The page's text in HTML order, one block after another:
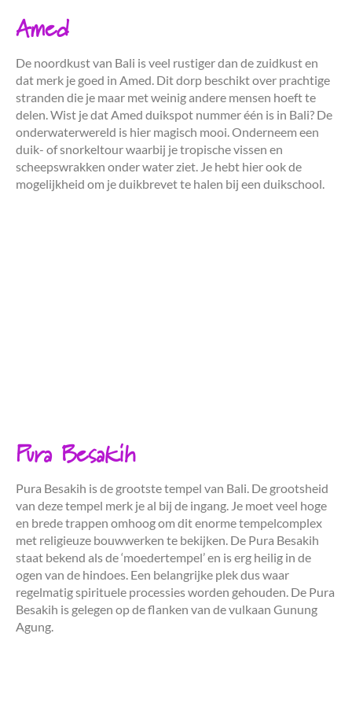
Amed
De noordkust van Bali is veel rustiger dan de zuidkust en
dat merk je goed in Amed. Dit dorp beschikt over prachtige
stranden die je maar met weinig andere mensen hoeft te
delen. Wist je dat Amed duikspot nummer één is in Bali? De
onderwaterwereld is hier magisch mooi. Onderneem een
duik- of snorkeltour waarbij je tropische vissen en
scheepswrakken onder water ziet. Je hebt hier ook de
mogelijkheid om je duikbrevet te halen bij een duikschool.
Pura Besakih
Pura Besakih is de grootste tempel van Bali. De grootsheid
van deze tempel merk je al bij de ingang. Je moet veel hoge
en brede trappen omhoog om dit enorme tempelcomplex
met religieuze bouwwerken te bekijken. De Pura Besakih
staat bekend als de ‘moedertempel’ en is erg heilig in de
ogen van de hindoes. Een belangrijke plek dus waar
regelmatig spirituele processies worden gehouden. De Pura
Besakih is gelegen op de flanken van de vulkaan Gunung
Agung.